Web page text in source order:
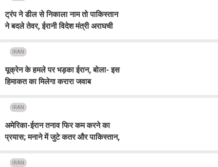
ट्रंप ने डील से निकाला नाम तो पाकिस्तान
ने बदले तेवर, ईरानी विदेश मंत्री अराघची
IRAN
यूक्रेन के हमले पर भड़का ईरान, बोला- इस
हिमाकत का मिलेगा करारा जवाब
IRAN
अमेरिका-ईरान तनाव फिर कम करने का
प्रयास; मनाने में जुटे कतर और पाकिस्तान,
IRAN